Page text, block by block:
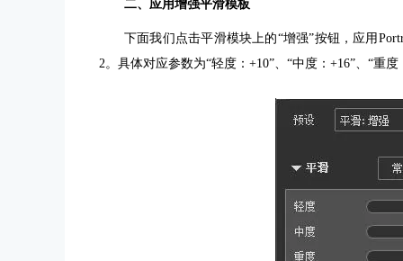
二、应用增强平滑模板
下面我们点击平滑模块上的“增强”按钮，应用
2。具体对应参数为“轻度：+10”、“中度：+16”、“重